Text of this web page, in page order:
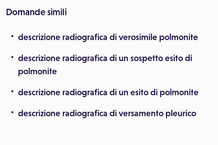
Domande simili
descrizione radiografica di verosimile polmonite
descrizione radiografica di un sospetto esito di
polmonite
descrizione radiografica di un esito di polmonite
descrizione radiografica di versamento pleurico